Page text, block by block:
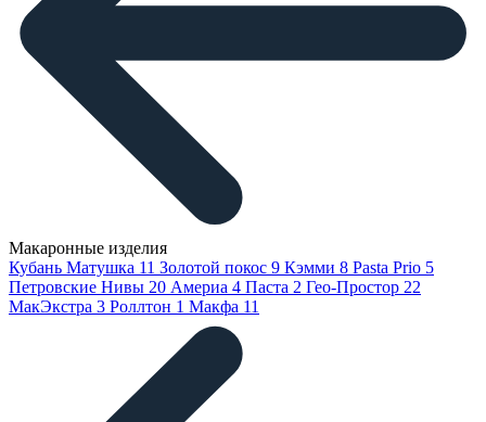
Макаронные изделия
Кубань Матушка 11 Золотой покос 9 Кэмми 8 Pasta Prio 5
Петровские Нивы 20 Америа 4 Паста 2 Гео-Простор 22
МакЭкстра 3 Роллтон 1 Макфа 11